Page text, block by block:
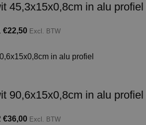
45,3x15x0,8cm in alu profiel
€22,50 Excl. BTW
90,6x15x0,8cm in alu profiel
€36,00 Excl. BTW